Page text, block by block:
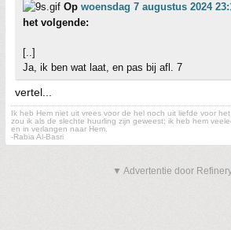
Op woensdag 7 augustus 2024
het volgende:
[..]
Ja, ik ben wat laat, en pas bij afl. 7
vertel...
Ik heb Hem niet uit vrees voor de hel noch uit liefde voor
zou ik als de slechte huurling zijn geweest; ik heb hem
en in verlangen naar Hem.
-Rabia Al-Basri
▼ Advertentie door